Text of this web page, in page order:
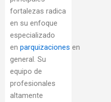
fortalezas radica
en su enfoque
especializado
en parquizaciones en
general. Su
equipo de
profesionales
altamente